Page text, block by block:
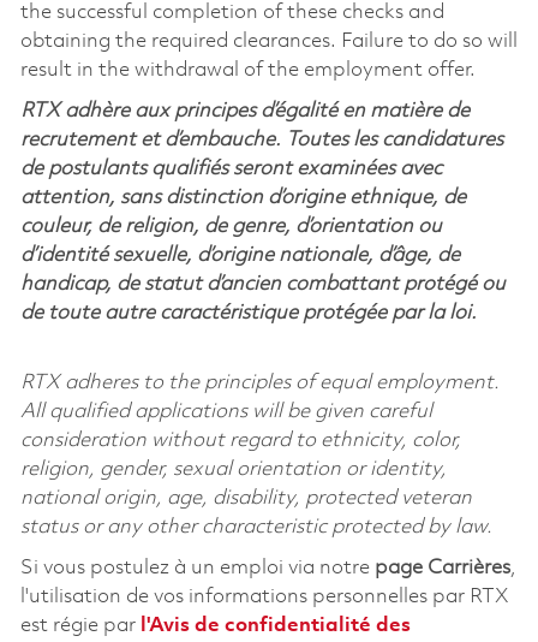
the successful completion of these checks and
obtaining the required clearances. Failure to do so will
result in the withdrawal of the employment offer.
RTX adhère aux principes d’égalité en matière de
recrutement et d’embauche. Toutes les candidatures
de postulants qualifiés seront examinées avec
attention, sans distinction d’origine ethnique, de
couleur, de religion, de genre, d’orientation ou
d’identité sexuelle, d’origine nationale, d’âge, de
handicap, de statut d’ancien combattant protégé ou
de toute autre caractéristique protégée par la loi.
RTX adheres to the principles of equal employment.
All qualified applications will be given careful
consideration without regard to ethnicity, color,
religion, gender, sexual orientation or identity,
national origin, age, disability, protected veteran
status or any other characteristic protected by law.
Si vous postulez à un emploi via notre page Carrières,
l'utilisation de vos informations personnelles par RTX
est régie par l'Avis de confidentialité des